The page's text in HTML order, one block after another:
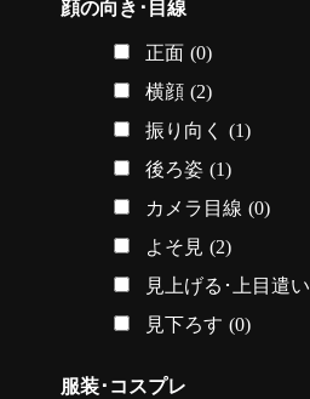
顔の向き･目線
正面 (0)
横顔 (2)
振り向く
(1)
後ろ姿 (1)
カメラ目線 (0)
よそ見 (2)
見上げる･上目遣い
見下ろす (0)
服装･コスプレ